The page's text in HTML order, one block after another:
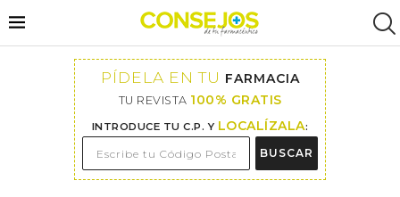
PÍDELA EN TU FARMACIA
TU REVISTA 100% GRATIS
INTRODUCE TU C.P. Y LOCALÍZALA:
BUSCAR